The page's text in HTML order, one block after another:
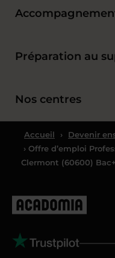
Préparation au
Nos centres
Accueil ›
Devenir
› Offre d’emploi
Clermont (60600)